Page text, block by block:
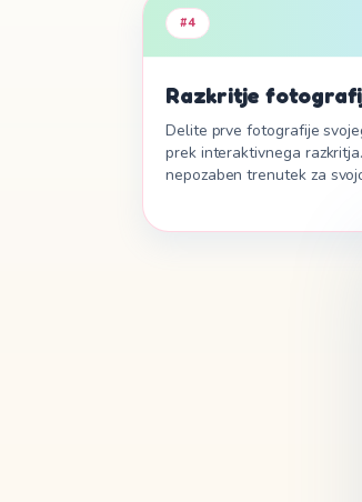
#4
Razkritje
Delite prve fotografije
prek interaktivnega
nepozaben trenutek za